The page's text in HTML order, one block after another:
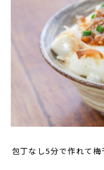
包丁なし5分で作れて